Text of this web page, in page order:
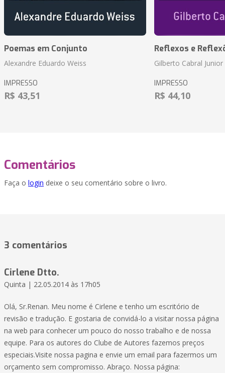
Poemas em Conjunto
Alexandre Eduardo Weiss
IMPRESSO
R$ 43,51
Reflexos e
Gilberto Cabral Junior
IMPRESSO
R$ 44,10
Comentários
Faça o login deixe o seu comentário sobre o livro.
3 comentários
Cirlene Dtto.
Quinta | 22.05.2014 às 17h05
Olá, Sr.Renan. Meu nome é Cirlene e tenho um escritório de
revisão e tradução. E gostaria de convidá-lo a visitar nossa página
na web para conhecer um pouco do nosso trabalho e de nossa
equipe. Para os autores do Clube de Autores fazemos preços
especiais.Visite nossa pagina e envie um email para fazermos um
orçamento sem compromisso. Abraço. Nossa página: